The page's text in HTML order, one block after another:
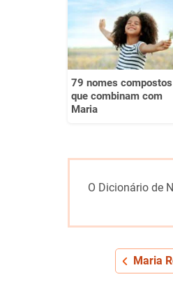
Outro
79 nomes compostos
que combinam com
Maria
O Dicionário de
Maria